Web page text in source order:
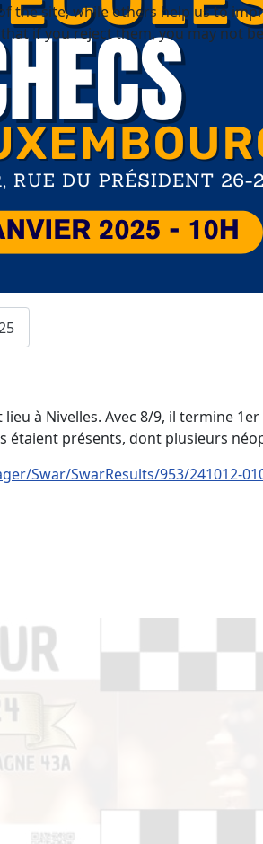
lieu à Nivelles. Avec 8/9, il termine
présents, dont plusieurs
Swar/SwarResults/953/241012-
site, while others help us to
if you reject them, you may not